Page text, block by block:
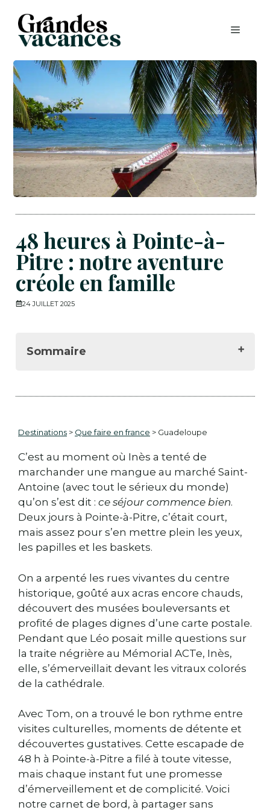
contenu
MENU
48 heures à Pointe-à-
Pitre : notre aventure
créole en famille
24 JUILLET 2025
Sommaire
🧠 Histoire, culture et émotions fortes
🏖️ Escapade balnéaire à deux pas de la
ville
🧭 Visites guidées insolites
Destinations > Que faire en france > Guadeloupe
C’est au moment où Inès a tenté de
marchander une mangue au marché Saint-
Antoine (avec tout le sérieux du monde)
qu’on s’est dit : ce séjour commence bien.
Deux jours à Pointe-à-Pitre, c’était court,
mais assez pour s’en mettre plein les yeux,
les papilles et les baskets.
On a arpenté les rues vivantes du centre
historique, goûté aux acras encore chauds,
découvert des musées bouleversants et
profité de plages dignes d’une carte postale.
Pendant que Léo posait mille questions sur
la traite négrière au Mémorial ACTe, Inès,
elle, s’émerveillait devant les vitraux colorés
de la cathédrale.
Avec Tom, on a trouvé le bon rythme entre
visites culturelles, moments de détente et
découvertes gustatives. Cette escapade de
48 h à Pointe-à-Pitre a filé à toute vitesse,
mais chaque instant fut une promesse
d’émerveillement et de complicité. Voici
notre carnet de bord, à partager sans